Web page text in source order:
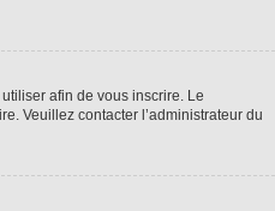
afin de vous inscrire. Le
Veuillez contacter l’administrateur du